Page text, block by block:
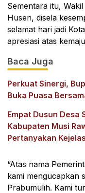
Sementara itu,
Husen, disela
selamat hari jadi
apresiasi atas
Baca Juga
Perkuat Sinergi,
Buka Puasa
‎Empat Dusun Desa
Kabupaten Musi
Pertanyakan
“Atas nama
kami mengucapkan
Prabumulih. Kami